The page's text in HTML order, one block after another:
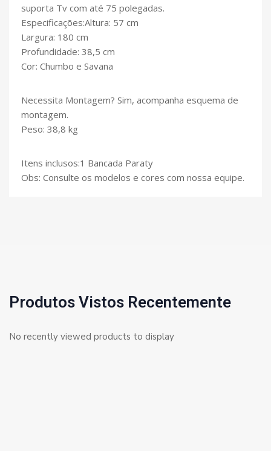
suporta Tv com até 75 polegadas.
Especificações:Altura: 57 cm
Largura: 180 cm
Profundidade: 38,5 cm
Cor: Chumbo e Savana
Necessita Montagem? Sim, acompanha esquema de
montagem.
Peso: 38,8 kg
Itens inclusos:1 Bancada Paraty
Obs: Consulte os modelos e cores com nossa equipe.
Produtos Vistos Recentemente
No recently viewed products to display